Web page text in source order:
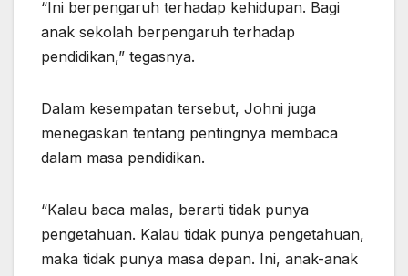
“Ini berpengaruh terhadap kehidupan. Bagi
anak sekolah berpengaruh terhadap
pendidikan,” tegasnya.
Dalam kesempatan tersebut, Johni juga
menegaskan tentang pentingnya membaca
dalam masa pendidikan.
“Kalau baca malas, berarti tidak punya
pengetahuan. Kalau tidak punya pengetahuan,
maka tidak punya masa depan. Ini, anak-anak